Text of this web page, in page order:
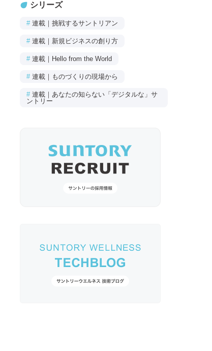
シリーズ
# 連載｜挑戦するサントリアン
# 連載｜新規ビジネスの創り方
# 連載｜Hello from the World
# 連載｜ものづくりの現場から
# 連載｜あなたの知らない「デジタルな」サ
ントリー